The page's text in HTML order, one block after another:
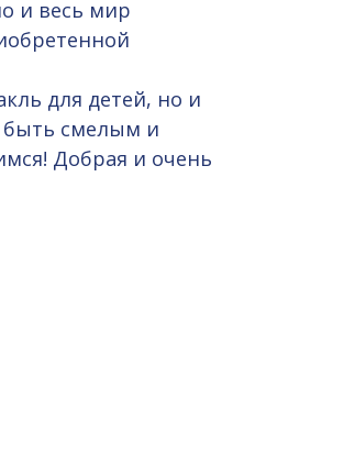
и весь мир
для детей, но и
быть смелым и
Добрая и очень